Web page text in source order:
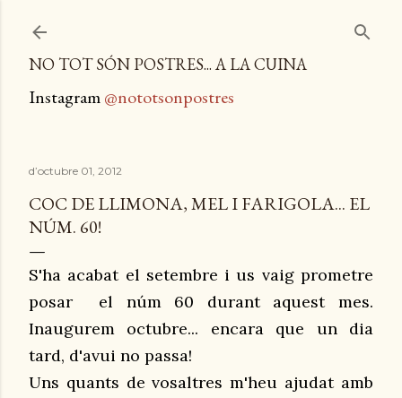
NO TOT SÓN POSTRES... A LA CUINA
Instagram@nototsonpostres
d’octubre 01, 2012
COC DE LLIMONA, MEL I FARIGOLA... EL
NÚM. 60!
S'ha acabat el setembre i us vaig prometre
posar el núm 60 durant aquest mes.
Inaugurem octubre... encara que un dia
tard, d'avui no passa!
Uns quants de vosaltres m'heu ajudat amb